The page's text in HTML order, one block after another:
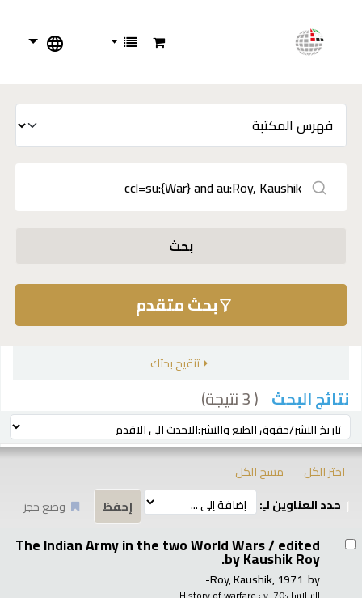
بحث
بحث متقدم
تنقيح بحثك
نتائج البحث ( 3 نتيجة)
ترتيب بواسطة:
اختر الكل
مسح الكل
حدد العناوين لـِ:
وضع حجز
The Indian Army in the two World Wars /edited
by Kaushik Roy.
by
Roy, Kaushik, 1971-